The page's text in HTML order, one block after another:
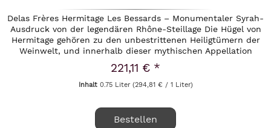
Delas Frères Hermitage Les Bessards – Monumentaler Syrah-
Ausdruck von der legendären Rhône-Steillage Die Hügel von
Hermitage gehören zu den unbestrittenen Heiligtümern der
Weinwelt, und innerhalb dieser mythischen Appellation
nimmt die...
221,11 € *
Inhalt 0.75 Liter (294,81 € / 1 Liter)
Bestellen